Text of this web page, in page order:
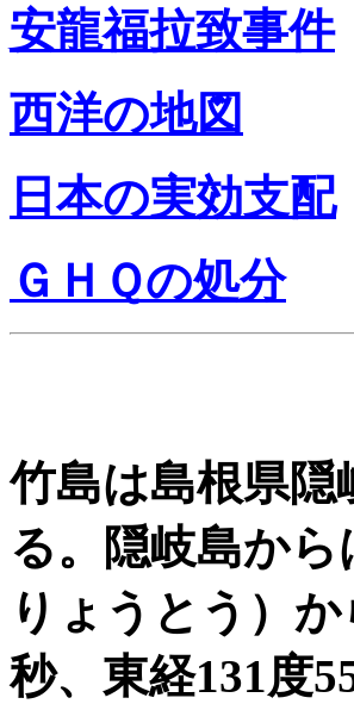
安龍福拉致事件
西洋の地図
日本の実効支配
ＧＨＱの処分
竹島は島根県
る。隠岐島か
りょうとう）
秒、東経131度